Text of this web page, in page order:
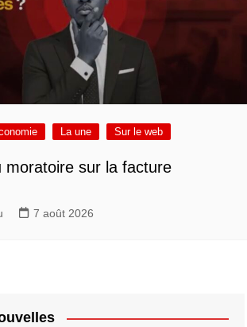
La une Sur le web
moratoire sur la facture
7 août 2026